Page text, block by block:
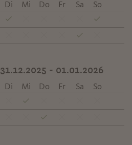
Di Mi Do Fr Sa
So
31.12.2025 - 01.01.2026
Di Mi Do Fr Sa
So